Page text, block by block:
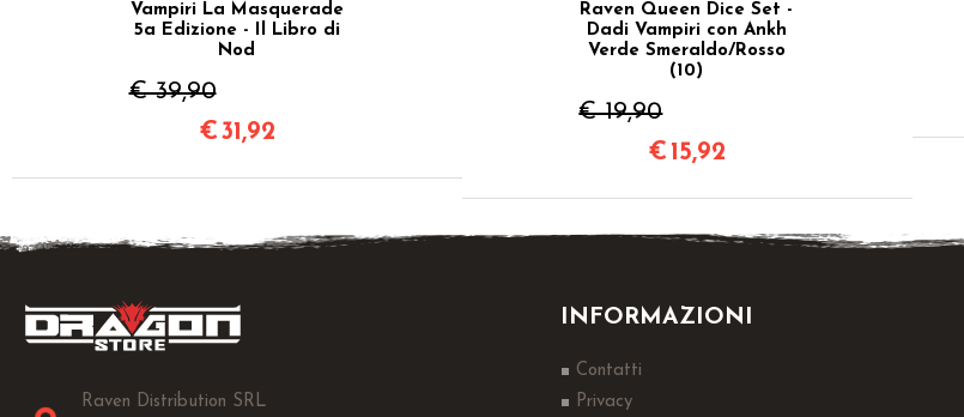
Vampiri La Masquerade
5a Edizione - Il Libro di
Nod
€ 39,90
€31,92
Raven Queen Dice Set -
Dadi Vampiri con Ankh
Verde Smeraldo/Rosso
(10)
€ 19,90
€ 15,92
Raven Distribution SRL
INFORMAZIONI
Contatti
Privacy